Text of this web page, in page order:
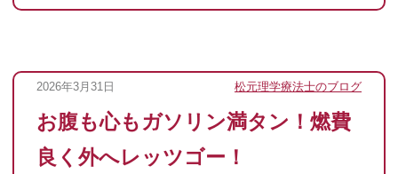
お腹も心もガソリン満タン！燃費
良く外へレッツゴー！
2026年3月31日 松元理学療法士のブログ